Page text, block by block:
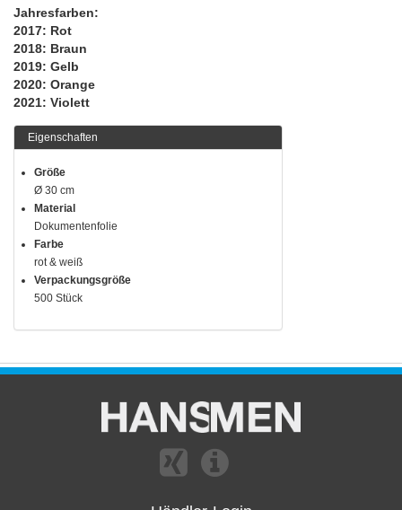
Jahresfarben:
2017: Rot
2018: Braun
2019: Gelb
2020: Orange
2021: Violett
Eigenschaften
Größe
Ø 30 cm
Material
Dokumentenfolie
Farbe
rot & weiß
Verpackungsgröße
500 Stück